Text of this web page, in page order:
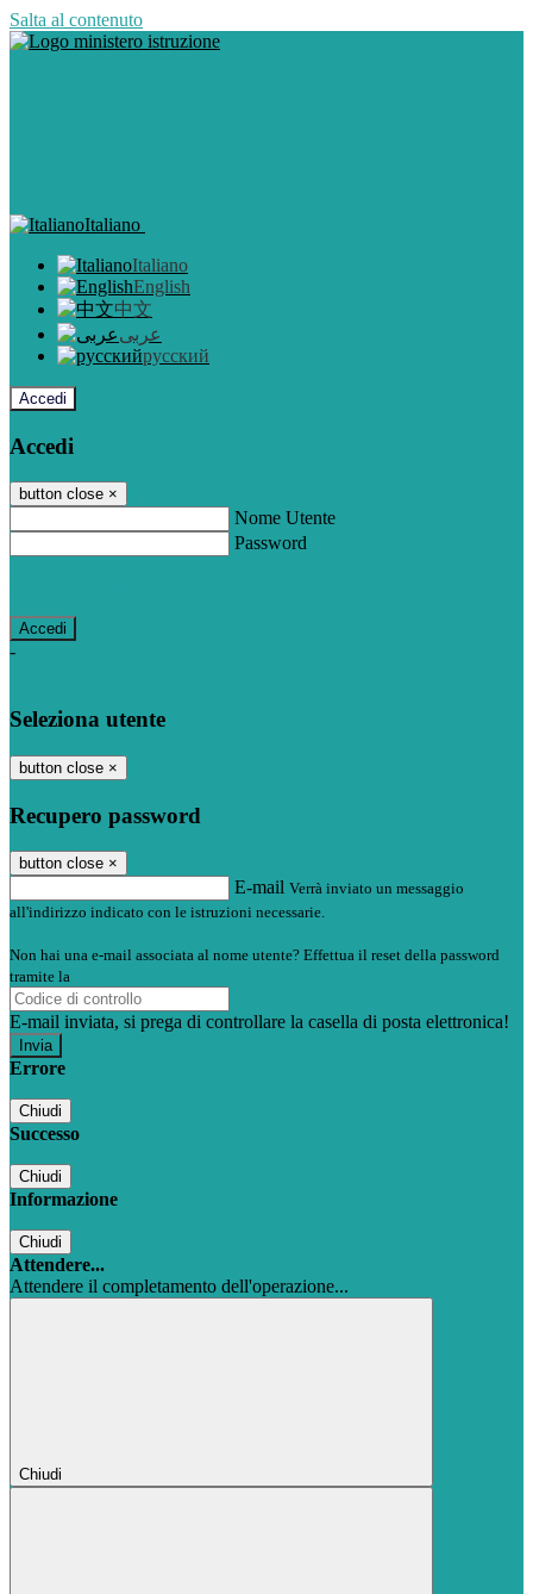
Salta al contenuto
Italiano
Italiano
English
中文
عربى
русский
Accedi
Accedi
button close ×
Nome Utente
Password
-
Seleziona utente
button close ×
Recupero password
button close ×
E-mail Verrà inviato un messaggio
all'indirizzo indicato con le istruzioni necessarie.
Non hai una e-mail associata al nome utente? Effettua il reset della password
tramite la
E-mail inviata, si prega di controllare la casella di posta elettronica!
Errore
Chiudi
Successo
Chiudi
Informazione
Chiudi
Attendere...
Attendere il completamento dell'operazione...
Chiudi